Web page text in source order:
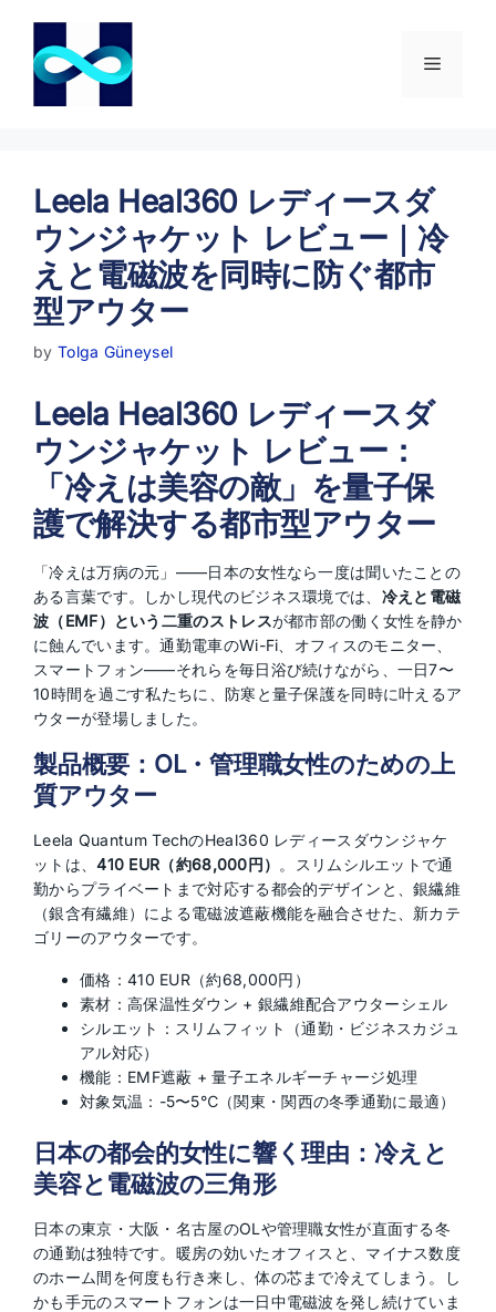
メ
Leela Heal360 レディースダ
ウンジャケット レビュー｜冷
えと電磁波を同時に防ぐ都市
型アウター
by Tolga Güneysel
Leela Heal360 レディースダ
ウンジャケット レビュー：
「冷えは美容の敵」を量子保
護で解決する都市型アウター
「冷えは万病の元」——日本の女性なら一度は聞いたことの
ある言葉です。しかし現代のビジネス環境では、 冷えと電磁
波（EMF）という二重のストレスが都市部の働く女性を静か
に蝕んでいます。通勤電車のWi-Fi、オフィスのモニター、
スマートフォン——それらを毎日浴び続けながら、一日7〜
10時間を過ごす私たちに、防寒と量子保護を同時に叶えるア
ウターが登場しました。
製品概要：OL・管理職女性のための上
質アウター
Leela Quantum TechのHeal360 レディースダウンジャケ
ットは、410 EUR（約68,000円） 。スリムシルエットで通
勤からプライベートまで対応する都会的デザインと、銀繊維
（銀含有繊維）による電磁波遮蔽機能を融合させた、新カテ
ゴリーのアウターです。
価格：410 EUR（約68,000円）
素材：高保温性ダウン + 銀繊維配合アウターシェル
シルエット：スリムフィット（通勤・ビジネスカジュ
アル対応）
機能：EMF遮蔽 + 量子エネルギーチャージ処理
対象気温：-5〜5℃（関東・関西の冬季通勤に最適）
日本の都会的女性に響く理由：冷えと
美容と電磁波の三角形
日本の東京・大阪・名古屋のOLや管理職女性が直面する冬
の通勤は独特です。暖房の効いたオフィスと、マイナス数度
のホーム間を何度も行き来し、体の芯まで冷えてしまう。し
かも手元のスマートフォンは一日中電磁波を発し続けていま